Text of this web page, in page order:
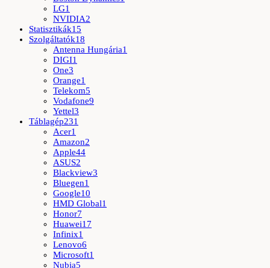
LG1
NVIDIA2
Statisztikák15
Szolgáltatók18
Antenna Hungária1
DIGI1
One3
Orange1
Telekom5
Vodafone9
Yettel3
Táblagép231
Acer1
Amazon2
Apple44
ASUS2
Blackview3
Bluegen1
Google10
HMD Global1
Honor7
Huawei17
Infinix1
Lenovo6
Microsoft1
Nubia5